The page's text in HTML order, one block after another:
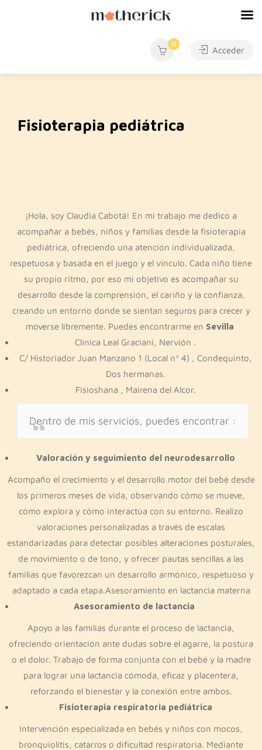
0
Acceder
Fisioterapia pediátrica
¡Hola, soy Claudia Cabotá! En mi trabajo me dedico a
acompañar a bebés, niños y familias desde la fisioterapia
pediátrica, ofreciendo una atención individualizada,
respetuosa y basada en el juego y el vínculo. Cada niño tiene
su propio ritmo, por eso mi objetivo es acompañar su
desarrollo desde la comprensión, el cariño y la confianza,
creando un entorno donde se sientan seguros para crecer y
moverse libremente. Puedes encontrarme en Sevilla
Clínica Leal Graciani, Nervión .
C/ Historiador Juan Manzano 1 (Local nº 4) , Condequinto,
Dos hermanas.
Fisioshana , Mairena del Alcor.
Dentro de mis servicios, puedes encontrar :
Valoración y seguimiento del neurodesarrollo
Acompaño el crecimiento y el desarrollo motor del bebé desde
los primeros meses de vida, observando cómo se mueve,
cómo explora y cómo interactúa con su entorno. Realizo
valoraciones personalizadas a través de escalas
estandarizadas para detectar posibles alteraciones posturales,
de movimiento o de tono, y ofrecer pautas sencillas a las
familias que favorezcan un desarrollo armónico, respetuoso y
adaptado a cada etapa.Asesoramiento en lactancia materna
Asesoramiento de lactancia
Apoyo a las familias durante el proceso de lactancia,
ofreciendo orientación ante dudas sobre el agarre, la postura
o el dolor. Trabajo de forma conjunta con el bebé y la madre
para lograr una lactancia cómoda, eficaz y placentera,
reforzando el bienestar y la conexión entre ambos.
Fisioterapia respiratoria pediátrica
Intervención especializada en bebés y niños con mocos,
bronquiolitis, catarros o dificultad respiratoria. Mediante